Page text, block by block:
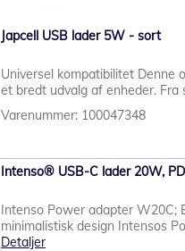
Japcell USB lader 5W - sort
Universel kompatibilitet Denne
et bredt udvalg af enheder. Fra
Varenummer: 100047348
Intenso® USB-C lader 20W,
Intenso Power adapter W20C;
minimalistisk design Intensos
Detaljer